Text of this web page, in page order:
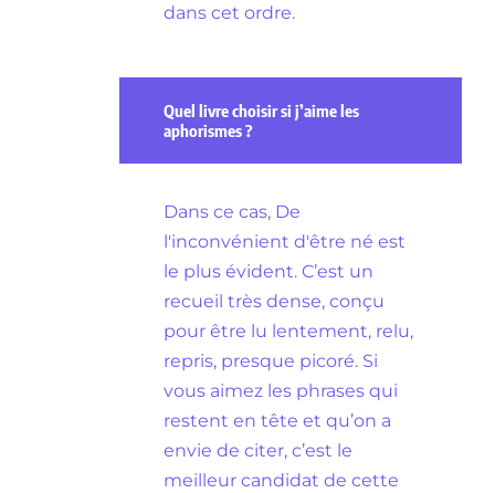
dans cet ordre.
Quel livre choisir si j’aime les
aphorismes ?
Dans ce cas, De
l'inconvénient d'être né est
le plus évident. C’est un
recueil très dense, conçu
pour être lu lentement, relu,
repris, presque picoré. Si
vous aimez les phrases qui
restent en tête et qu’on a
envie de citer, c’est le
meilleur candidat de cette